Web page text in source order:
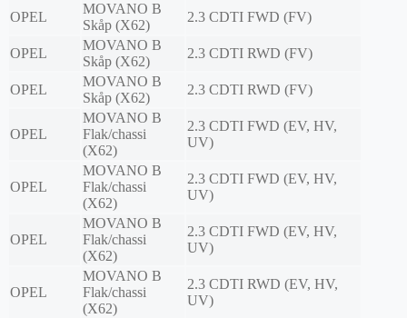
OPEL
MOVANO B
Skåp (X62)
2.3 CDTI FWD (FV)
OPEL
MOVANO B
Skåp (X62)
2.3 CDTI RWD (FV)
OPEL
MOVANO B
Skåp (X62)
2.3 CDTI RWD (FV)
OPEL
MOVANO B
Flak/chassi
(X62)
2.3 CDTI FWD (EV, HV,
UV)
OPEL
MOVANO B
Flak/chassi
(X62)
2.3 CDTI FWD (EV, HV,
UV)
OPEL
MOVANO B
Flak/chassi
(X62)
2.3 CDTI FWD (EV, HV,
UV)
OPEL
MOVANO B
Flak/chassi
(X62)
2.3 CDTI RWD (EV, HV,
UV)